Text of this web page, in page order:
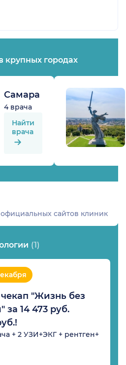
крупных городах
Самара
4 врача
Найти
врача
(1)
"Жизнь без
за 14 473 руб.
+ 2 УЗИ+ЭКГ + рентген+
сайтов клиник